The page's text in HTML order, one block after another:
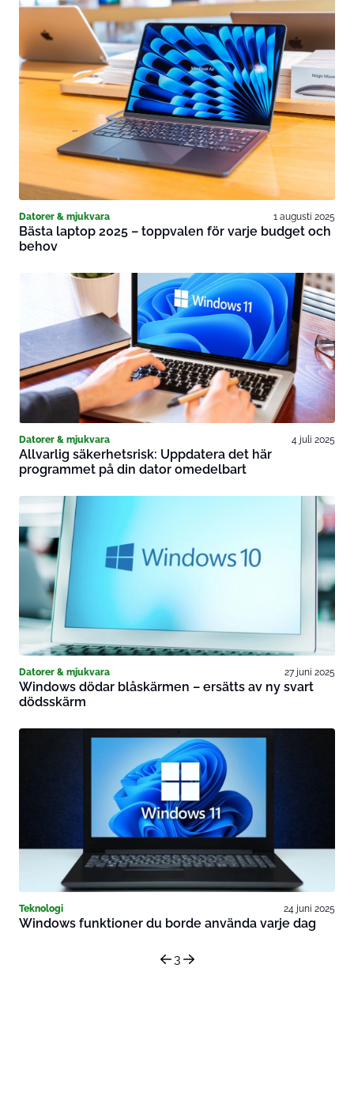
Datorer & mjukvara 1 augusti 2025
Bästa laptop 2025 – toppvalen för varje budget och
behov
Datorer & mjukvara 4 juli 2025
Allvarlig säkerhetsrisk: Uppdatera det här
programmet på din dator omedelbart
Datorer & mjukvara 27 juni 2025
Windows dödar blåskärmen – ersätts av ny svart
dödsskärm
Teknologi 24 juni 2025
Windows funktioner du borde använda varje dag
3